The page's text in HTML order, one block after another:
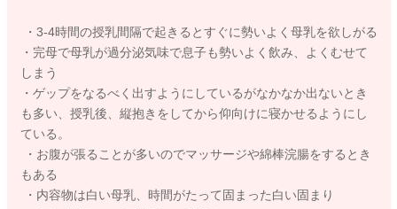
・3-4時間の授乳間隔で起きるとすぐに勢いよく母乳を欲しがる
・完母で母乳が過分泌気味で息子も勢いよく飲み、よくむせて
しまう
・ゲップをなるべく出すようにしているがなかなか出ないとき
も多い、授乳後、縦抱きをしてから仰向けに寝かせるようにし
ている。
・お腹が張ることが多いのでマッサージや綿棒浣腸をするとき
もある
・内容物は白い母乳、時間がたって固まった白い固まり